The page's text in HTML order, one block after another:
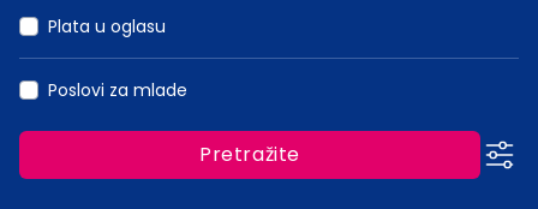
Plata u oglasu
Poslovi za mlade
Pretražite